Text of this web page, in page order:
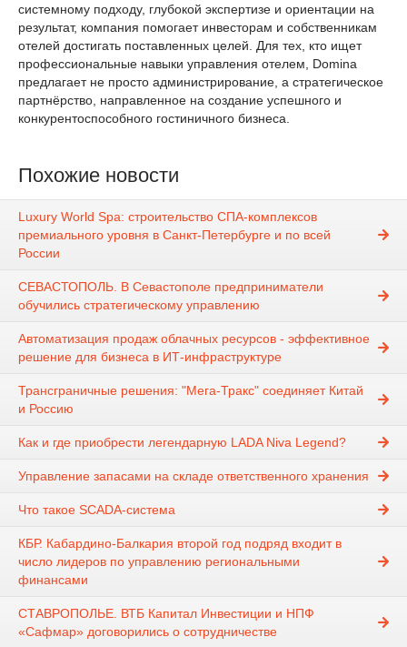
системному подходу, глубокой экспертизе и ориентации на
результат, компания помогает инвесторам и собственникам
отелей достигать поставленных целей. Для тех, кто ищет
профессиональные навыки управления отелем, Domina
предлагает не просто администрирование, а стратегическое
партнёрство, направленное на создание успешного и
конкурентоспособного гостиничного бизнеса.
Похожие новости
Luxury World Spa: строительство СПА-комплексов
премиального уровня в Санкт-Петербурге и по всей
России
СЕВАСТОПОЛЬ. В Севастополе предприниматели
обучились стратегическому управлению
Автоматизация продаж облачных ресурсов - эффективное
решение для бизнеса в ИТ-инфраструктуре
Трансграничные решения: "Мега-Тракс" соединяет Китай
и Россию
Как и где приобрести легендарную LADA Niva Legend?
Управление запасами на складе ответственного хранения
Что такое SCADA-система
КБР. Кабардино-Балкария второй год подряд входит в
число лидеров по управлению региональными
финансами
СТАВРОПОЛЬЕ. ВТБ Капитал Инвестиции и НПФ
«Сафмар» договорились о сотрудничестве